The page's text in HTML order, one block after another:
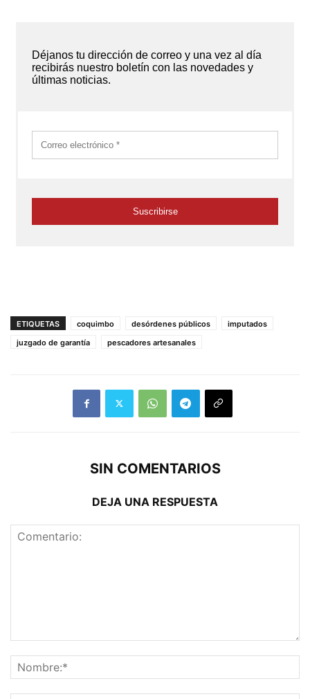
ETIQUETAS coquimbo desórdenes públicos
imputados
juzgado de garantía
pescadores artesanales
SIN COMENTARIOS
DEJA UNA RESPUESTA